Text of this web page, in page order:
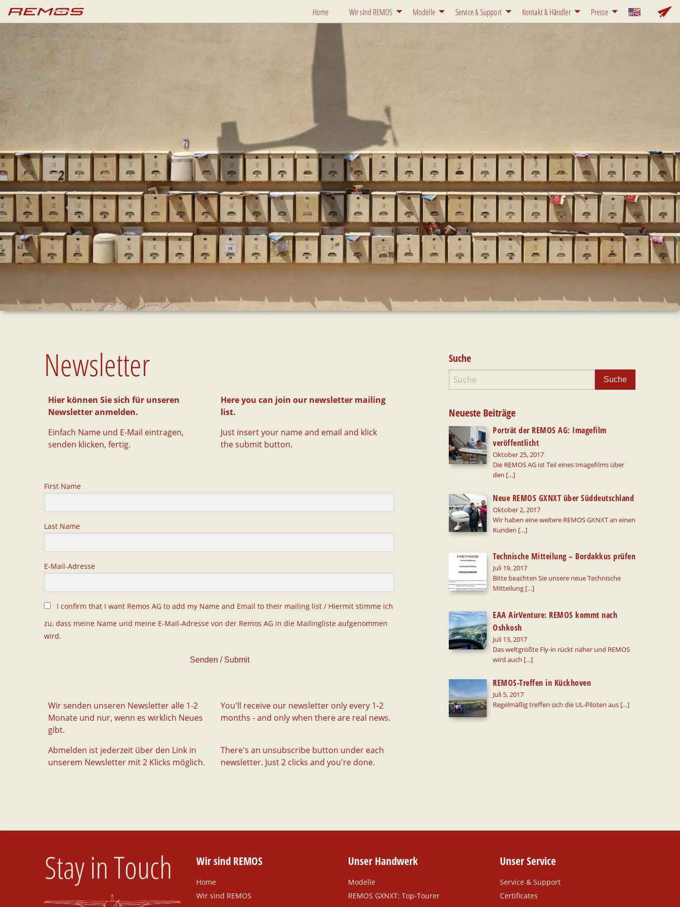
Home Wir sind REMOS Modelle Service & Support Kontakt & Händler Presse
Newsletter
Hier können Sie sich für unseren
Newsletter anmelden.
Here you can join our newsletter mailing
list.
Einfach Name und E-Mail eintragen,
senden klicken, fertig.
Just insert your name and email and klick
the submit button.
First Name
Last Name
E-Mail-Adresse
I confirm that I want Remos AG to add my Name and Email to their mailing list / Hiermit stimme ich
zu, dass meine Name und meine E-Mail-Adresse von der Remos AG in die Mailingliste aufgenommen
wird.
Senden / Submit
Wir senden unseren Newsletter alle 1-2
Monate und nur, wenn es wirklich Neues
gibt.
You'll receive our newsletter only every 1-2
months - and only when there are real news.
Abmelden ist jederzeit über den Link in
unserem Newsletter mit 2 Klicks möglich.
There's an unsubscribe button under each
newsletter. Just 2 clicks and you're done.
Suche
Neueste Beiträge
Porträt der REMOS AG: Imagefilm
veröffentlicht
Oktober 25, 2017
Die REMOS AG ist Teil eines Imagefilms über
den […]
Neue REMOS GXNXT über Süddeutschland
Oktober 2, 2017
Wir haben eine weitere REMOS GXNXT an einen
Kunden […]
Technische Mitteilung – Bordakkus prüfen
Juli 19, 2017
Bitte beachten Sie unsere neue Technische
Mitteilung […]
EAA AirVenture: REMOS kommt nach
Oshkosh
Juli 13, 2017
Das weltgrößte Fly-in rückt näher und REMOS
wird auch […]
REMOS-Treffen in Kückhoven
Juli 5, 2017
Regelmäßig treffen sich die UL-Piloten aus […]
Stay in Touch Wir sind REMOS
Home
Wir sind REMOS
Unser Handwerk
Modelle
REMOS GXNXT: Top-Tourer
Unser Service
Service & Support
Certificates